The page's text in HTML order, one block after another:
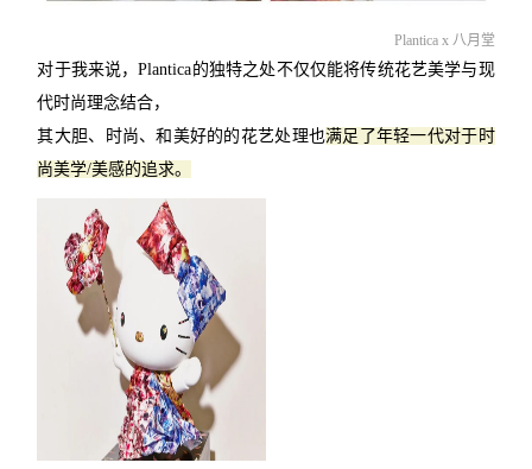
Plantica x 八月堂
对于我来说，Plantica的独特之处不仅仅能将传统花艺美学与现
代时尚理念结合，
其大胆、时尚、和美好的的花艺处理也满足了年轻一代对于时
尚美学/美感的追求。